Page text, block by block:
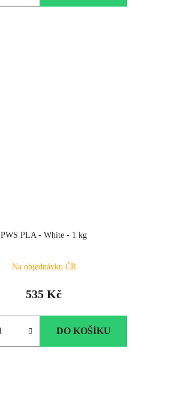
PWS PLA - White - 1 kg
Na objednávku ČR
535 Kč
DO KOŠÍKU